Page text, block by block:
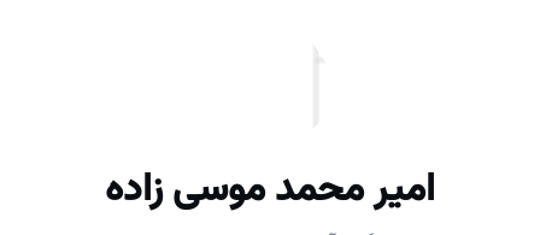
امیر محمد موسی زاده